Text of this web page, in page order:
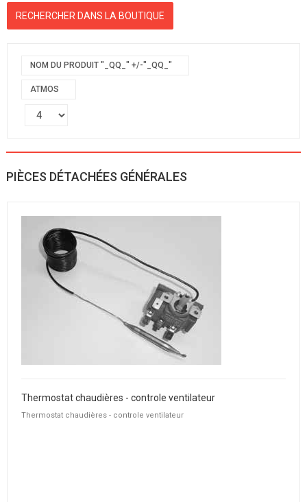
NOM DU PRODUIT "_QQ_" +/-"_QQ_"
ATMOS
PIÈCES DÉTACHÉES GÉNÉRALES
Thermostat chaudières - controle ventilateur
Thermostat chaudières - controle ventilateur